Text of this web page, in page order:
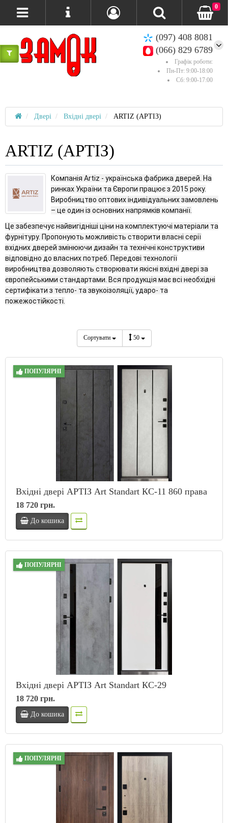
(097) 408 8081
(066) 829 6789
Графік роботи:
Пн-Пт: 9:00-18:00
Сб: 9:00-17:00
0
Двері Вхідні двері ARTIZ (АРТІЗ)
ARTIZ (АРТІЗ)
Компанія Artiz - українська фабрика дверей. На
ринках України та Європи працює з 2015 року.
Виробництво оптових індивідуальних замовлень
– це один із основних напрямків компанії.
Це забезпечує найвигідніші ціни на комплектуючі матеріали та
фурнітуру. Пропонують можливість створити власні серії
вхідних дверей змінюючи дизайн та технічні конструктиви
відповідно до власних потреб. Передові технології
виробництва дозволяють створювати якісні вхідні двері за
європейськими стандартами. Вся продукція має всі необхідні
сертифікати з тепло- та звукоізоляції, ударо- та
пожежостійкості.
Сортувати 50
ПОПУЛЯРНІ
Вхідні двері АРТІЗ Art Standart КС-11 860 права
18 720 грн.
До кошика
ПОПУЛЯРНІ
Вхідні двері АРТІЗ Art Standart КС-29
18 720 грн.
До кошика
ПОПУЛЯРНІ